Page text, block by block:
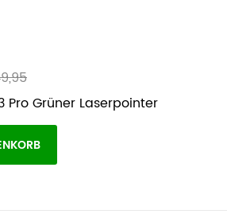
Pro Grüner Laserpointer